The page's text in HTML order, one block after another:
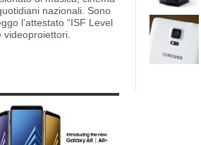
nazionali. Sono
l’attestato “ISF Level